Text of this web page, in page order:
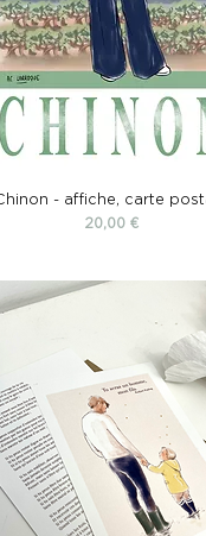
- affiche, carte
Prix
20,00 €